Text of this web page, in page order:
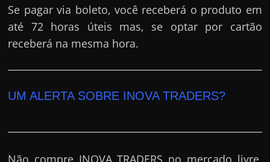
Se pagar via boleto, você receberá o produto em
até 72 horas úteis mas, se optar por cartão
receberá na mesma hora.
UM ALERTA SOBRE INOVA TRADERS?
Não compre INOVA TRADERS no mercado livre,